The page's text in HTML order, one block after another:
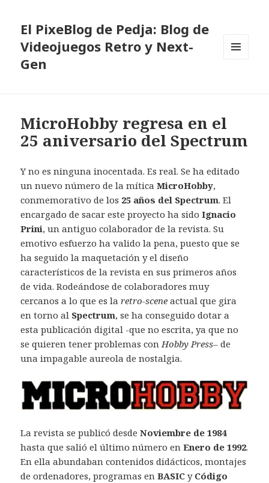
El PixeBlog de Pedja: Blog de
Videojuegos Retro y Next-
Gen
MicroHobby regresa en el
25 aniversario del Spectrum
Y no es ninguna inocentada. Es real. Se ha editado
un nuevo número de la míticaMicroHobby,
conmemorativo de los 25 años del Spectrum. El
encargado de sacar este proyecto ha sidoIgnacio
Prini, un antiguo colaborador de la revista. Su
emotivo esfuerzo ha valido la pena, puesto que se
ha seguido la maquetación y el diseño
característicos de la revista en sus primeros años
de vida. Rodeándose de colaboradores muy
cercanos a lo que es laretro-scene actual que gira
en torno al Spectrum, se ha conseguido dotar a
esta publicación digital -que no escrita, ya que no
se quieren tener problemas conHobby Press– de
una impagable aureola de nostalgia.
La revista se publicó desdeNoviembre de 1984
hasta que salió el último número enEnero de 1992.
En ella abundaban contenidos didácticos, montajes
de ordenadores, programas enBASIC y Código